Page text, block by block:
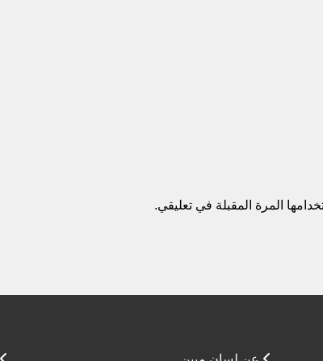
المرة المقبلة في تعليقي.